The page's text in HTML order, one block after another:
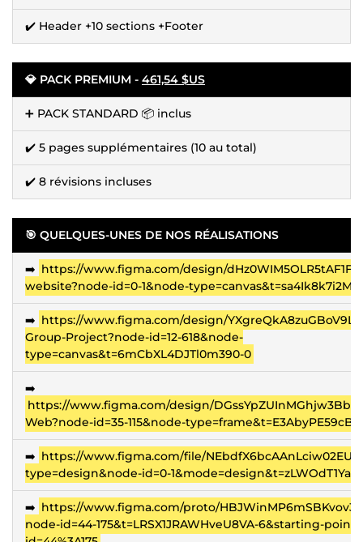
✔️ Header +10 sections +Footer
💎️ PACK PREMIUM - 461,54 $US
➕ PACK STANDARD 📦 inclus
✔️ 5 pages supplémentaires (10 au total)
✔️ 8 révisions incluses
🎯 QUELQUES-UNES DE NOS RÉALISATIONS
➡️ https://www.figma.com/design/
website?node-id=0-1&node-
➡️ https://www.figma.com/design/
Group-Project?node-id=12-618&node-
type=canvas&t=6mCbXL4DJTl0m390-0
➡️
https://www.figma.com/design/
Web?node-id=35-115&node-
➡️ https://www.figma.com/file/
type=design&node-id=0-
➡️ https://www.figma.com/proto/
node-id=44-175&t=LRSX1JRAWHveU8VA-6&starting-